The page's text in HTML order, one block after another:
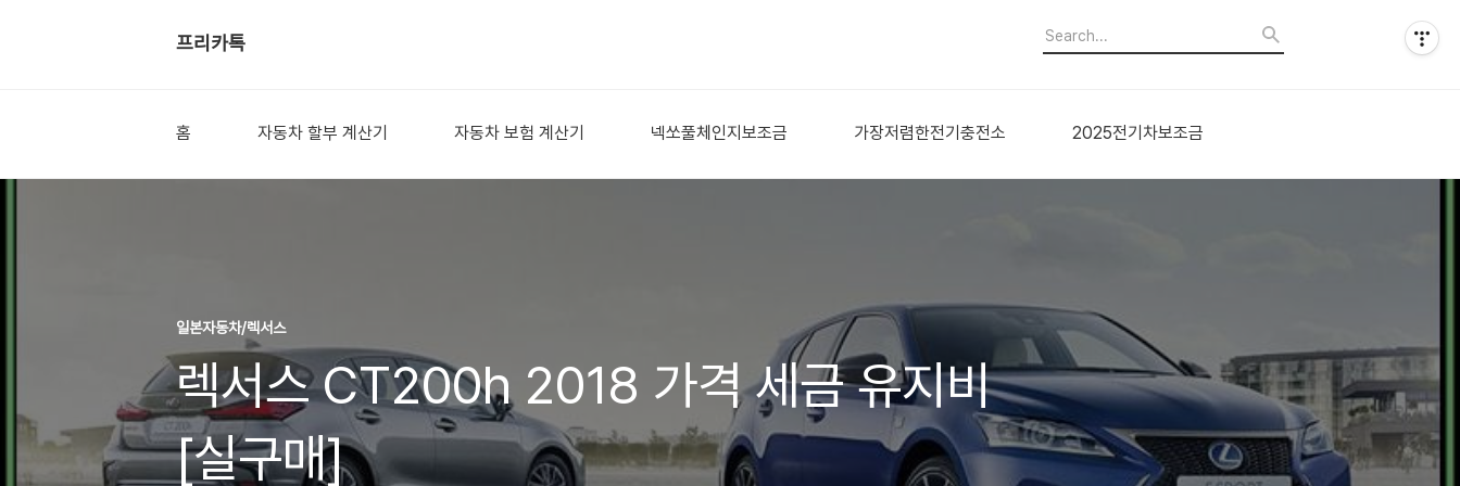
프리카톡
홈 자동차 할부 계산기 자동차 보험 계산기 넥쏘풀체인지보조금 가장저렴한전기충전소 2025전기차보조금
일본자동차/렉서스
렉서스 CT200h 2018 가격 세금 유지비
[실구매]